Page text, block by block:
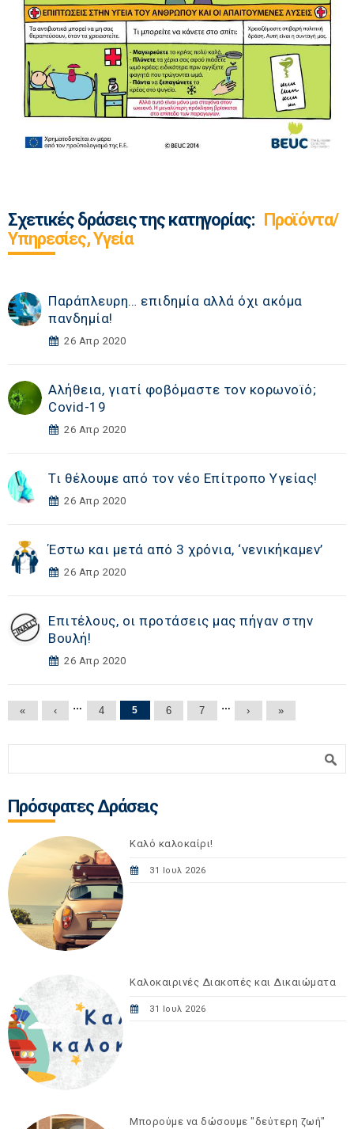
Σχετικές δράσεις της κατηγορίας: Προϊόντα/
Υπηρεσίες, Υγεία
Παράπλευρη… επιδημία αλλά όχι ακόμα
πανδημία!
26 Απρ 2020
Αλήθεια, γιατί φοβόμαστε τον κορωνοϊό;
Covid-19
26 Απρ 2020
Τι θέλουμε από τον νέο Επίτροπο Υγείας!
26 Απρ 2020
Έστω και μετά από 3 χρόνια, ‘νενικήκαμεν’
26 Απρ 2020
Επιτέλους, οι προτάσεις μας πήγαν στην
Βουλή!
26 Απρ 2020
Σελίδες
« ‹ … 4 5 6 7 … › »
Πρόσφατες Δράσεις
Καλό καλοκαίρι!
31 Ιουλ 2026
Καλοκαιρινές Διακοπές και Δικαιώματα
31 Ιουλ 2026
Μπορούμε να δώσουμε "δεύτερη ζωή"